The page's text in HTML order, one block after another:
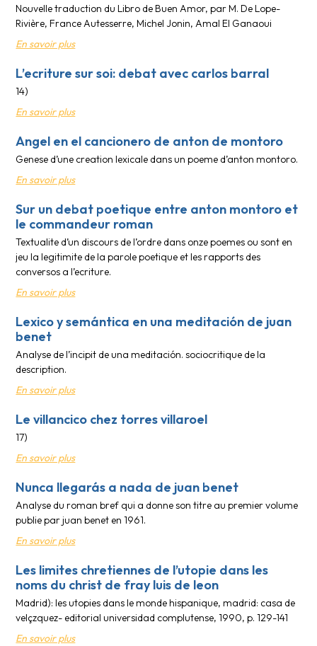
Nouvelle traduction du Libro de Buen Amor, par M. De Lope-
Rivière, France Autesserre, Michel Jonin, Amal El Ganaoui
En savoir plus
L’ecriture sur soi: debat avec carlos barral
14)
En savoir plus
Angel en el cancionero de anton de montoro
Genese d’une creation lexicale dans un poeme d’anton montoro.
En savoir plus
Sur un debat poetique entre anton montoro et
le commandeur roman
Textualite d’un discours de l’ordre dans onze poemes ou sont en
jeu la legitimite de la parole poetique et les rapports des
conversos a l’ecriture.
En savoir plus
Lexico y semántica en una meditación de juan
benet
Analyse de l’incipit de una meditación. sociocritique de la
description.
En savoir plus
Le villancico chez torres villaroel
17)
En savoir plus
Nunca llegarás a nada de juan benet
Analyse du roman bref qui a donne son titre au premier volume
publie par juan benet en 1961.
En savoir plus
Les limites chretiennes de l’utopie dans les
noms du christ de fray luis de leon
Madrid): les utopies dans le monde hispanique, madrid: casa de
velçzquez- editorial universidad complutense, 1990, p. 129-141
En savoir plus